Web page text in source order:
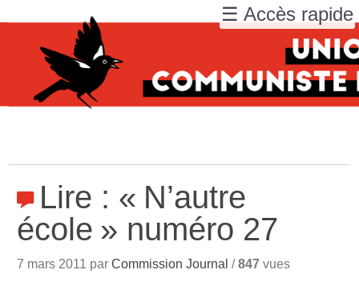
Lire : « N’autre
école » numéro 27
7 mars 2011 parCommission Journal /847 vues
☰ Accès rapide